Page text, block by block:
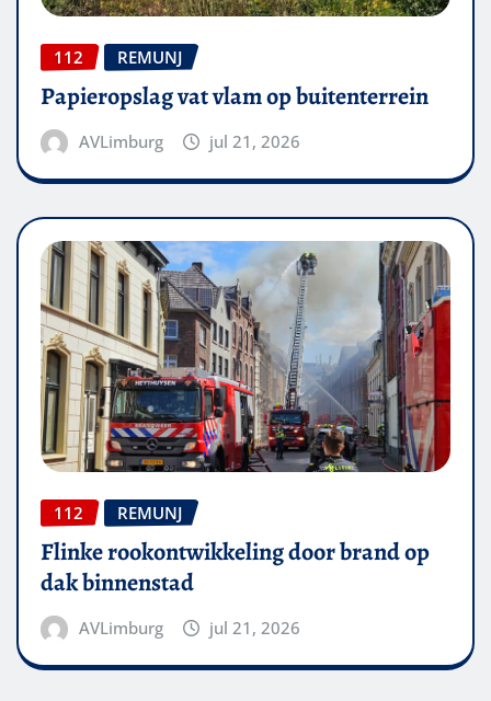
112 REMUNJ
Papieropslag vat vlam op buitenterrein
AVLimburg jul 21, 2026
112 REMUNJ
Flinke rookontwikkeling door brand op
dak binnenstad
AVLimburg jul 21, 2026